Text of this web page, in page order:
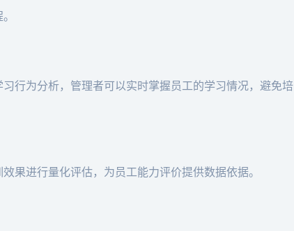
行为分析，管理者可以实时掌握员工的学习情况，避免培
果进行量化评估，为员工能力评价提供数据依据。